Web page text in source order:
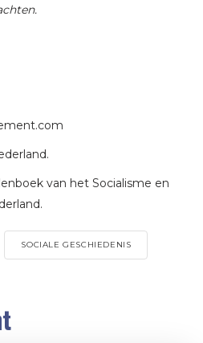
van het Socialisme en
SOCIALE GESCHIEDENIS